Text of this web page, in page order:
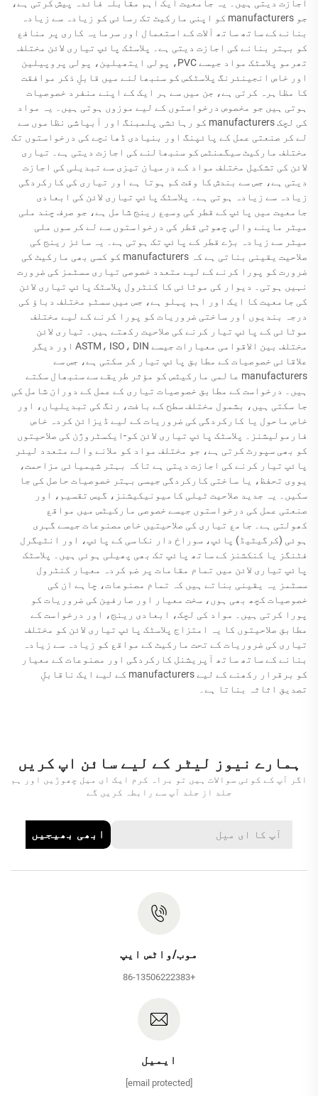
اجازت دیتی ہیں۔ یہ جامعیت ایک اہم مقابلہ فائدہ پیش کرتی ہے،
جو manufacturers کو اپنی مارکیٹ تک رسائی کو زیادہ سے زیادہ
بنانے کے ساتھ ساتھ آلات کے استعمال اور سرمایہ کاری پر منافع
کو بہتر بنانے کی اجازت دیتی ہے۔ پلاسٹک پائپ تیاری لائن مختلف
تھرمو پلاسٹک مواد جیسے PVC، پولی ایتھیلین، پولی پروپیلین
اور خاص انجینئرنگ پلاسٹکس کو سنبھالنے میں قابلِ ذکر موافقت
کا مظاہرہ کرتی ہے، جن میں سے ہر ایک کے اپنے منفرد خصوصیات
ہوتی ہیں جو مخصوص درخواستوں کے لیے موزوں ہوتی ہیں۔ یہ مواد
کی لچک manufacturers کو رہائشی پلمبنگ اور آبپاشی نظاموں سے
لے کر صنعتی عمل کے پائپنگ اور بنیادی ڈھانچے کی درخواستوں تک
مختلف مارکیٹ سیگمنٹس کو سنبھالنے کی اجازت دیتی ہے۔ تیاری
لائن کی تشکیل مختلف مواد کے درمیان تیزی سے تبدیلی کی اجازت
دیتی ہے، جس سے بندش کا وقت کم ہوتا ہے اور تیاری کی کارکردگی
زیادہ سے زیادہ ہوتی ہے۔ پلاسٹک پائپ تیاری لائن کی ابعادی
جامعیت میں پائپ کے قطر کی وسیع رینج شامل ہے، جو صرف چند ملی
میٹر ماپنے والی چھوٹی قطر کی درخواستوں سے لے کر سوں ملی
میٹر سے زیادہ بڑے قطر کے پائپ تک ہوتی ہے۔ یہ سائز رینج کی
صلاحیت یقینی بناتی ہے کہ manufacturers کو کسی بھی مارکیٹ کی
ضرورت کو پورا کرنے کے لیے متعدد خصوصی تیاری سسٹمز کی ضرورت
نہیں ہوتی۔ دیوار کی موٹائی کا کنٹرول پلاسٹک پائپ تیاری لائن
کی جامعیت کا ایک اور اہم پہلو ہے، جس میں سسٹم مختلف دباؤ کی
درجہ بندیوں اور ساختی ضروریات کو پورا کرنے کے لیے مختلف
موٹائی کے پائپ تیار کرنے کی صلاحیت رکھتے ہیں۔ تیاری لائن
مختلف بین الاقوامی معیارات جیسے ASTM، ISO، DIN اور دیگر
علاقائی خصوصیات کے مطابق پائپ تیار کر سکتی ہے، جس سے
manufacturers عالمی مارکیٹس کو مؤثر طریقے سے سنبھال سکتے
ہیں۔ درخواست کے مطابق خصوصیات تیاری کے عمل کے دوران شامل کی
جا سکتی ہیں، بشمول مختلف سطح کے بافت، رنگ کی تبدیلیاں، اور
خاص ماحول یا کارکردگی کی ضروریات کے لیے ڈیزائن کردہ خاص
فارمولیشنز۔ پلاسٹک پائپ تیاری لائن کو-ایکسٹروژن کی صلاحیتوں
کو بھی سپورٹ کرتی ہے، جو مختلف مواد کو ملانے والے متعدد لیئر
پائپ تیار کرنے کی اجازت دیتی ہے تاکہ بہتر شیمیائی مزاحمت،
یووی تحفظ، یا ساختی کارکردگی جیسی بہتر خصوصیات حاصل کی جا
سکیں۔ یہ جدید صلاحیت ٹیلی کامیونیکیشنز، گیس تقسیم، اور
صنعتی عمل کی درخواستوں جیسے خصوصی مارکیٹس میں مواقع
کھولتی ہے۔ جامع تیاری کی صلاحیتیں خاص مصنوعات جیسے گہری
ہوئی (کرگیٹیڈ) پائپ، سوراخ دار نکاسی کے پائپ، اور انٹیگرل
فٹنگز یا کنکشنز کے ساتھ پائپ تک بھی پھیلی ہوئی ہیں۔ پلاسٹک
پائپ تیاری لائن میں تمام مقامات پر ضم کردہ معیار کنٹرول
سسٹمز یہ یقینی بناتے ہیں کہ تمام مصنوعات، چاہے ان کی
خصوصیات کچھ بھی ہوں، سخت معیار اور صارفین کی ضروریات کو
پورا کرتی ہیں۔ مواد کی لچک، ابعادی رینج، اور درخواست کے
مطابق صلاحیتوں کا یہ امتزاج پلاسٹک پائپ تیاری لائن کو مختلف
تیاری کی ضروریات کے تحت مارکیٹ کے مواقع کو زیادہ سے زیادہ
بنانے کے ساتھ ساتھ آپریشنل کارکردگی اور مصنوعات کے معیار
کو برقرار رکھنے کے لیے manufacturers کے لیے ایک ناقابلِ
تصدیق اثاثہ بناتا ہے۔
ہمارے نیوز لیٹر کے لیے سائن اپ کریں
اگر آپ کے کوئی سوالات ہیں تو براہ کرم ایک ای میل چھوڑیں اور ہم
جلد از جلد آپ سے رابطہ کریں گے
ابھی بھیجیں
موب/واٹس ایپ
+86-13506222383
ایمیل
[email protected]